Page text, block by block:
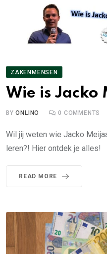
ZAKENMENSEN
Wie is Jacko
BYONLINO 0 COMMENTS
Wil jij weten wie Jacko
leren?! Hier ontdek je alles!
READ MORE